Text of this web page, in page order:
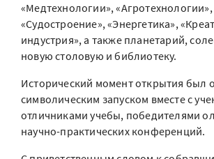
«Медтехнологии», «Агротехнологии»,
«Судостроение», «Энергетика»,
индустрия», а также планетарий,
новую столовую и библиотеку.
Исторический момент открытия был
символическим запуском вместе с
отличниками учебы, победителями
научно-практических конференций.